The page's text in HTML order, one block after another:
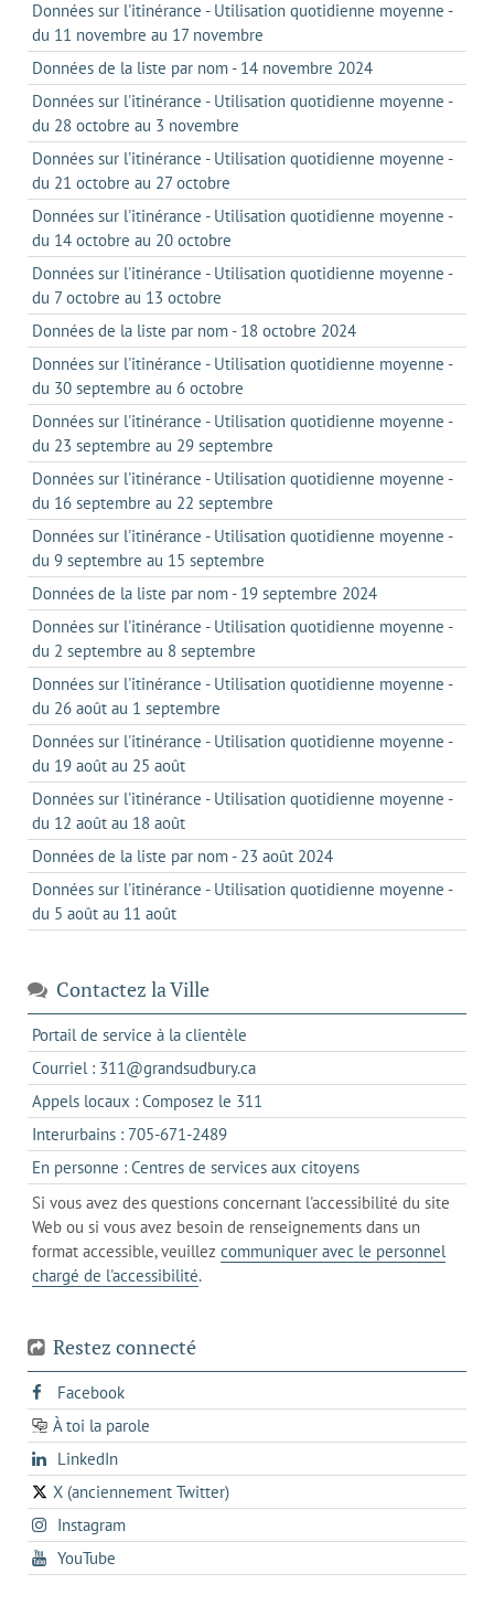
Données sur l'itinérance - Utilisation quotidienne moyenne -
du 11 novembre au 17 novembre
Données de la liste par nom - 14 novembre 2024
Données sur l'itinérance - Utilisation quotidienne moyenne -
du 28 octobre au 3 novembre
Données sur l'itinérance - Utilisation quotidienne moyenne -
du 21 octobre au 27 octobre
Données sur l'itinérance - Utilisation quotidienne moyenne -
du 14 octobre au 20 octobre
Données sur l'itinérance - Utilisation quotidienne moyenne -
du 7 octobre au 13 octobre
Données de la liste par nom - 18 octobre 2024
Données sur l'itinérance - Utilisation quotidienne moyenne -
du 30 septembre au 6 octobre
Données sur l'itinérance - Utilisation quotidienne moyenne -
du 23 septembre au 29 septembre
Données sur l'itinérance - Utilisation quotidienne moyenne -
du 16 septembre au 22 septembre
Données sur l'itinérance - Utilisation quotidienne moyenne -
du 9 septembre au 15 septembre
Données de la liste par nom - 19 septembre 2024
Données sur l'itinérance - Utilisation quotidienne moyenne -
du 2 septembre au 8 septembre
Données sur l'itinérance - Utilisation quotidienne moyenne -
du 26 août au 1 septembre
Données sur l'itinérance - Utilisation quotidienne moyenne -
du 19 août au 25 août
Données sur l'itinérance - Utilisation quotidienne moyenne -
du 12 août au 18 août
Données de la liste par nom - 23 août 2024
Données sur l'itinérance - Utilisation quotidienne moyenne -
du 5 août au 11 août
Contactez la Ville
Portail de service à la clientèle
dans
un
nouvel
Courriel : 311@grandsudbury.cas'ouvre
dans
votre
de
messagerie
Appels locaux : Composez le 311
dans
un
client
de
votre
téléphone
Interurbains : 705-671-2489s'ouvre
dans
un
client
de
votre
En personne : Centres de services aux citoyenss'ouvre
dans
l'onglet
actuel
Si vous avez des questions concernant l'accessibilité du site
Web ou si vous avez besoin de renseignements dans un
format accessible, veuillez communiquer avec le personnel
chargé de l'accessibilité.
Restez connecté
Facebooks'ouvre
dans
un
onglet
À toi la parole
opens
in
a
new
tab
LinkedInopens
in
a
new
X (anciennement Twitter)
s'ouvre
dans
un
nouvel
Instagrams'ouvre
dans
un
YouTube
dans